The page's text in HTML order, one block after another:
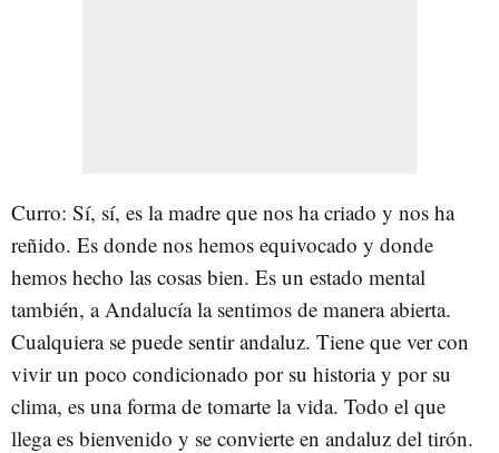
Curro: Sí, sí, es la madre que nos ha criado y nos ha
reñido. Es donde nos hemos equivocado y donde
hemos hecho las cosas bien. Es un estado mental
también, a Andalucía la sentimos de manera abierta.
Cualquiera se puede sentir andaluz. Tiene que ver con
vivir un poco condicionado por su historia y por su
clima, es una forma de tomarte la vida. Todo el que
llega es bienvenido y se convierte en andaluz del tirón.